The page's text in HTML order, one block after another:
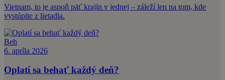
Vietnam, to je aspoň päť krajín v jednej – záleží len na tom, kde
vystúpite z lietadla.
Beh
6. apríla 2026
Oplatí sa behať každý deň?